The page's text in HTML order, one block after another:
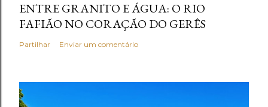
ENTRE GRANITO E ÁGUA: O RIO
FAFIÃO NO CORAÇÃO DO GERÊS
Partilhar Enviar um comentário